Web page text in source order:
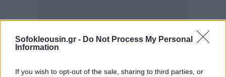
Sofokleousin.gr - Do Not Process My Personal
Information
If you wish to opt-out of the sale, sharing to third parties, or